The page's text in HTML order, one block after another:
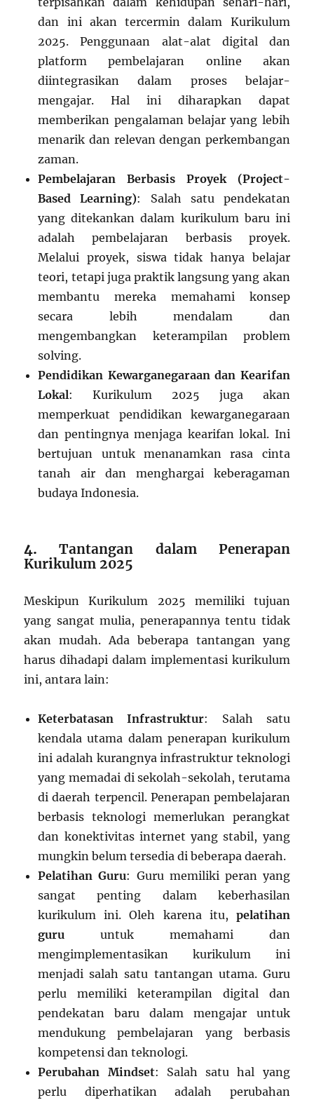
dan ini akan tercermin dalam Kurikulum
2025. Penggunaan alat-alat digital dan
platform pembelajaran online akan
diintegrasikan dalam proses belajar-
mengajar. Hal ini diharapkan dapat
memberikan pengalaman belajar yang lebih
menarik dan relevan dengan perkembangan
zaman.
Pembelajaran Berbasis Proyek (Project-
Based Learning): Salah satu pendekatan
yang ditekankan dalam kurikulum baru ini
adalah pembelajaran berbasis proyek.
Melalui proyek, siswa tidak hanya belajar
teori, tetapi juga praktik langsung yang akan
membantu mereka memahami konsep
secara lebih mendalam dan
mengembangkan keterampilan problem
solving.
Pendidikan Kewarganegaraan dan Kearifan
Lokal: Kurikulum 2025 juga akan
memperkuat pendidikan kewarganegaraan
dan pentingnya menjaga kearifan lokal. Ini
bertujuan untuk menanamkan rasa cinta
tanah air dan menghargai keberagaman
budaya Indonesia.
4.Tantangan dalam Penerapan
Kurikulum 2025
Meskipun Kurikulum 2025 memiliki tujuan
yang sangat mulia, penerapannya tentu tidak
akan mudah. Ada beberapa tantangan yang
harus dihadapi dalam implementasi kurikulum
ini, antara lain:
Keterbatasan Infrastruktur: Salah satu
kendala utama dalam penerapan kurikulum
ini adalah kurangnya infrastruktur teknologi
yang memadai di sekolah-sekolah, terutama
di daerah terpencil. Penerapan pembelajaran
berbasis teknologi memerlukan perangkat
dan konektivitas internet yang stabil, yang
mungkin belum tersedia di beberapa daerah.
Pelatihan Guru: Guru memiliki peran yang
sangat penting dalam keberhasilan
kurikulum ini. Oleh karena itu, pelatihan
guru untuk memahami dan
mengimplementasikan kurikulum ini
menjadi salah satu tantangan utama. Guru
perlu memiliki keterampilan digital dan
pendekatan baru dalam mengajar untuk
mendukung pembelajaran yang berbasis
kompetensi dan teknologi.
Perubahan Mindset: Salah satu hal yang
perlu diperhatikan adalah perubahan